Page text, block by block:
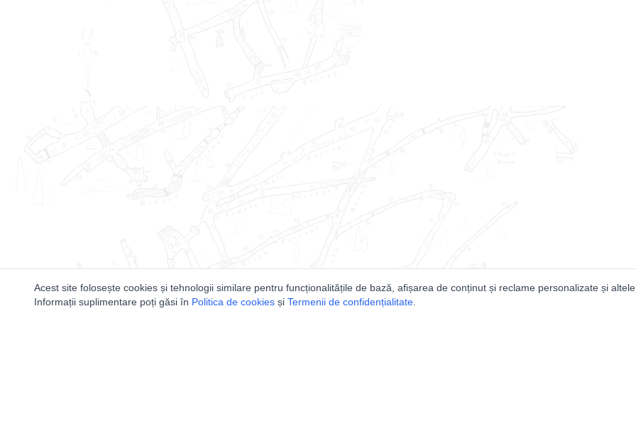
Acest site folosește cookies și tehnologii similare pentru funcționalitățile de bază, afișarea de conținut și reclame personalizate și altele.
Informații suplimentare poți găsi în Politica de cookies și Termenii de confidențialitate